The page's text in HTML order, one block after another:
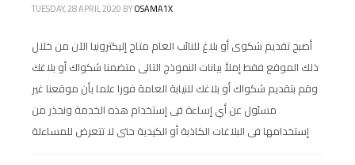
TUESDAY, 28 APRIL 2020 BYOSAMA1X
أصبح تقديم شكوى أو بلاغ للنائب العام متاح إليكترونيا الآن من خلال
ذلك الموقع فقط إملأ بيانات النموذج التالى متضمنا شكواك أو بلاغك
وقم بتقديم شكواك أو بلاغك للنيابة العامة فورا علما بأن موقعنا غير
مسئول عن أي إساءة فى إستخدام هذه الخدمة ونحذر من
إستخدامها فى البلاغات الكاذبة أو الكيدية حتى لا تتعرض للمساءلة